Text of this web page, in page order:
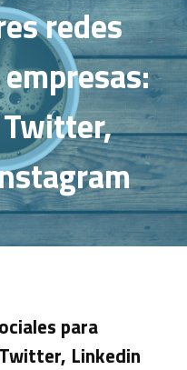
redes
para
Linkedin